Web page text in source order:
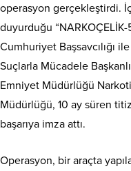
operasyon gerçekleştirdi.
duyurduğu
Cumhuriyet Başsavcılığı
Suçlarla Mücadele
Emniyet Müdürlüğü
Müdürlüğü, 10 ay süren
başarıya imza attı.
Operasyon, bir araçta